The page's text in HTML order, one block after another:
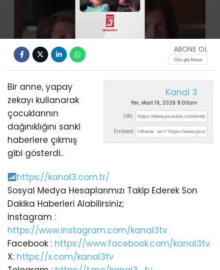
Video
ABONE OL
Kanal 3
Per, Mart 19, 2026 8:00am
URL:
Embed:
Bir anne, yapay
zekayı kullanarak
çocuklarının
dağınıklığını sanki
haberlere çıkmış
gibi gösterdi..
https://kanal3.com.tr/
Sosyal Medya Hesaplarımızı Takip Ederek Son
Dakika Haberleri Alabilirsiniz;
İnstagram :
https://www.instagram.com/kanal3tv
Facebook : https://www.facebook.com/kanal3tv
X: https://x.com/kanal3tv